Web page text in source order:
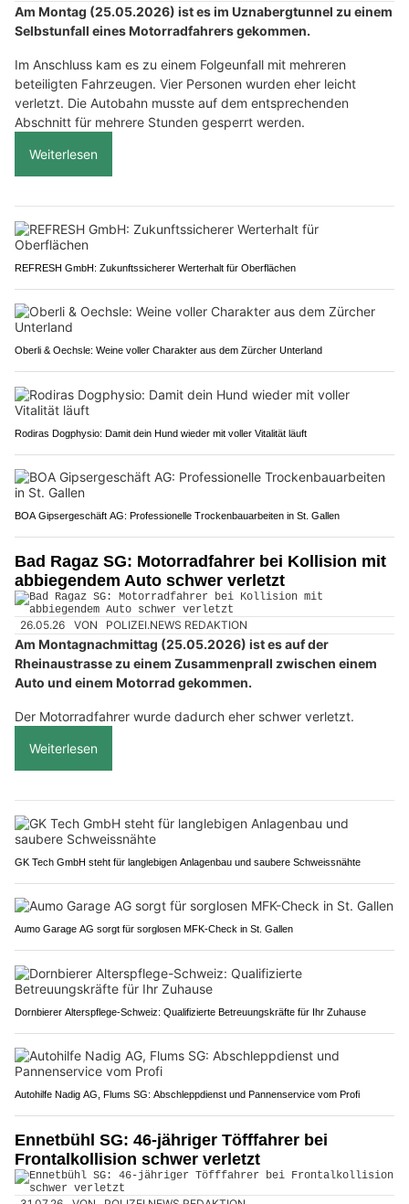
Am Montag (25.05.2026) ist es im Uznabergtunnel zu einem
Selbstunfall eines Motorradfahrers gekommen.
Im Anschluss kam es zu einem Folgeunfall mit mehreren
beteiligten Fahrzeugen. Vier Personen wurden eher leicht
verletzt. Die Autobahn musste auf dem entsprechenden
Abschnitt für mehrere Stunden gesperrt werden.
Weiterlesen
REFRESH GmbH: Zukunftssicherer Werterhalt für Oberflächen
Oberli & Oechsle: Weine voller Charakter aus dem Zürcher Unterland
Rodiras Dogphysio: Damit dein Hund wieder mit voller Vitalität läuft
BOA Gipsergeschäft AG: Professionelle Trockenbauarbeiten in St. Gallen
Bad Ragaz SG: Motorradfahrer bei Kollision mit
abbiegendem Auto schwer verletzt
26.05.26 VON POLIZEI.NEWS REDAKTION
Am Montagnachmittag (25.05.2026) ist es auf der
Rheinaustrasse zu einem Zusammenprall zwischen einem
Auto und einem Motorrad gekommen.
Der Motorradfahrer wurde dadurch eher schwer verletzt.
Weiterlesen
GK Tech GmbH steht für langlebigen Anlagenbau und saubere Schweissnähte
Aumo Garage AG sorgt für sorglosen MFK-Check in St. Gallen
Dornbierer Alterspflege-Schweiz: Qualifizierte Betreuungskräfte für Ihr Zuhause
Autohilfe Nadig AG, Flums SG: Abschleppdienst und Pannenservice vom Profi
Ennetbühl SG: 46-jähriger Töfffahrer bei
Frontalkollision schwer verletzt